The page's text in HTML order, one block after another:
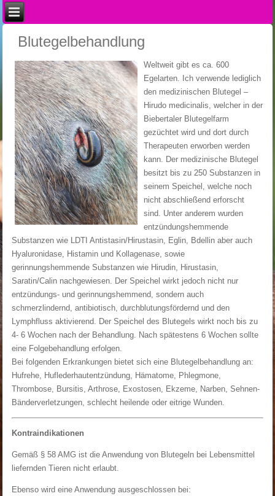
Blutegelbehandlung
Weltweit gibt es ca. 600
Egelarten. Ich verwende lediglich
den medizinischen Blutegel –
Hirudo medicinalis, welcher in der
Biebertaler Blutegelfarm
gezüchtet wird und dort durch
Therapeuten erworben werden
kann. Der medizinische Blutegel
besitzt bis zu 250 Substanzen in
seinem Speichel, welche noch
nicht abschließend erforscht
sind. Unter anderem wurden
entzündungshemmende
Substanzen wie LDTI Antistasin/Hirustasin, Eglin, Bdellin aber auch
Hyaluronidase, Histamin und Kollagenase, sowie
gerinnungshemmende Substanzen wie Hirudin, Hirustasin,
Saratin/Calin nachgewiesen. Der Speichel wirkt jedoch nicht nur
entzündungs- und gerinnungshemmend, sondern auch
schmerzlindernd, antibiotisch, durchblutungsfördernd und den
Lymphfluss aktivierend. Der Speichel des Blutegels wirkt noch bis zu
4- 6 Wochen nach der Behandlung. Nach spätestens 6 Wochen sollte
eine Folgebehandlung erfolgen.
Bei folgenden Erkrankungen bietet sich eine Blutegelbehandlung an:
Hufrehe, Huflederhautentzündung, Hämatome, Phlegmone,
Thrombose, Bursitis, Arthrose, Exostosen, Ekzeme, Narben, Sehnen-
Bänderverletzungen, schlecht heilende oder eitrige Wunden.
Kontraindikationen
Gemäß § 58 AMG ist die Anwendung von Blutegeln bei Lebensmittel
liefernden Tieren nicht erlaubt.
Ebenso wird eine Anwendung ausgeschlossen bei: